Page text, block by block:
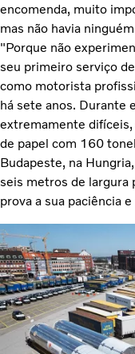
encomenda, muito
mas não havia
"Porque não
seu primeiro serviço
como motorista
há sete anos. Durante
extremamente
de papel com 160
Budapeste, na
seis metros de largura
prova a sua paciência